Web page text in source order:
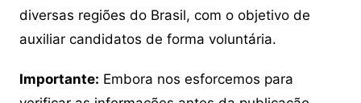
diversas regiões do Brasil, com o objetivo de
auxiliar candidatos de forma voluntária.
Importante: Embora nos esforcemos para